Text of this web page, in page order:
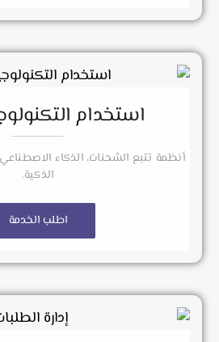
استخدام
أنظمة تتبع الشحنات، الذكاء الاصطناعي
الذكية.
اطلب الخدمة